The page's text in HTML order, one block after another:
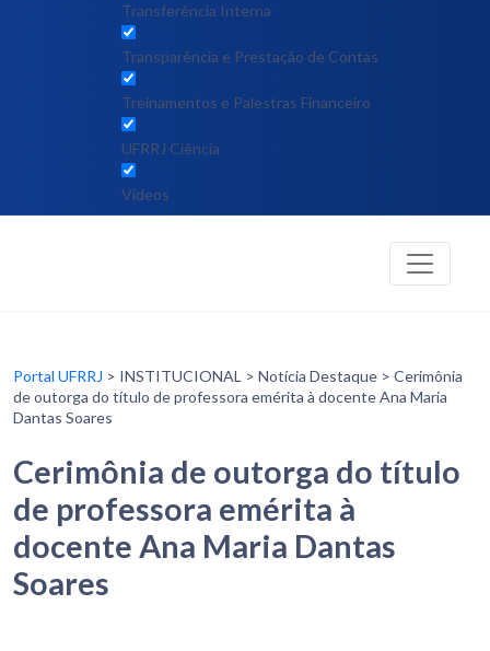
Transferência Interna
Transparência e Prestação de Contas
Treinamentos e Palestras Financeiro
UFRRJ Ciência
Vídeos
Portal UFRRJ > INSTITUCIONAL > Notícia Destaque > Cerimônia
de outorga do título de professora emérita à docente Ana Maria
Dantas Soares
Cerimônia de outorga do título
de professora emérita à
docente Ana Maria Dantas
Soares